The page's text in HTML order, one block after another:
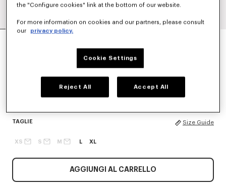
GIACCA A VENTO CORTA 'BOKE FLOWER 2.0'
TAGLIE Size Guide
XS S M L XL
AGGIUNGI AL CARRELLO
the "Configure cookies" link at the bottom of our website.
For more information on cookies and our partners, please consult
our
privacy policy.
Cookie Settings
Reject All Accept All